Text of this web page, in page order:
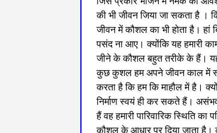
की भी जीवन जिया जा सकता है ।
जीवन में कौशल का भी होता है।
पसंद ना आए। क्योंकि यह हमारी
जीने के कौशल बहुत तरीके के हैं।
कुछ कुशल हम अपने जीवन काल में
करता है कि हम कि माहौल में है।
निर्माण स्वयं ही कर सकते हैं। असंभव
हैं वह हमारी पारिवारिक स्थिति
कौशल के आधार पर दिया जाता है।